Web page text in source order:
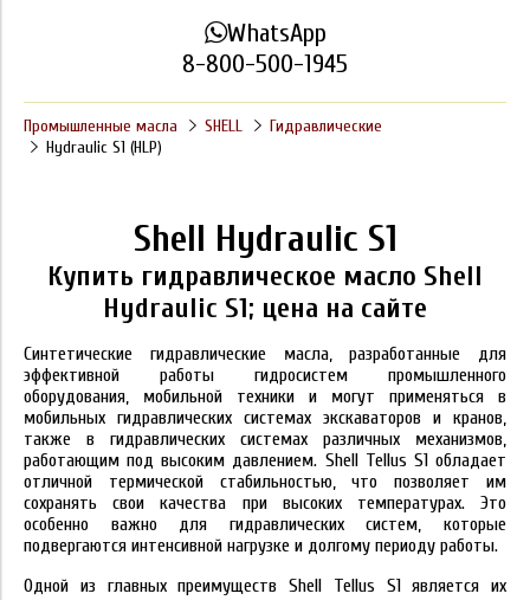
WhatsApp
8-800-500-1945
Промышленные масла SHELL
Гидравлические
Hydraulic S1 (HLP)
Shell Hydraulic S1
Купить гидравлическое масло Shell
Hydraulic S1; цена на сайте
Синтетические гидравлические масла, разработанные для
эффективной работы гидросистем промышленного
оборудования, мобильной техники и могут применяться в
мобильных гидравлических системах экскаваторов и кранов,
также в гидравлических системах различных механизмов,
работающим под высоким давлением. Shell Tellus S1 обладает
отличной термической стабильностью, что позволяет им
сохранять свои качества при высоких температурах. Это
особенно важно для гидравлических систем, которые
подвергаются интенсивной нагрузке и долгому периоду работы.
Одной из главных преимуществ Shell Tellus S1 является их